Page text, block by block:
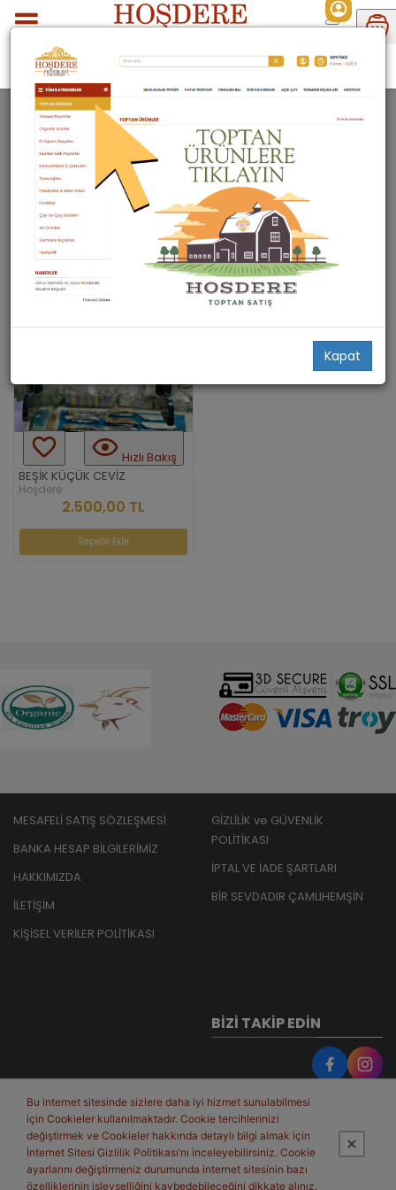
Kapat
Hediyelik Ahşap Ürünler
BEŞIKLER
Filtrele
Hızlı Bakış
BEŞİK KÜÇÜK CEVİZ
Hoşdere
2.500,00 TL
Sepete Ekle
MESAFELİ SATIŞ SÖZLEŞMESİ
BANKA HESAP BİLGİLERİMİZ
HAKKIMIZDA
İLETİŞİM
KİŞİSEL VERİLER POLİTİKASI
GİZLİLİK ve GÜVENLİK
POLİTİKASI
İPTAL VE İADE ŞARTLARI
BİR SEVDADIR ÇAMLIHEMŞİN
BIZI TAKIP EDIN
Bu internet sitesinde sizlere daha iyi hizmet sunulabilmesi
için Cookieler kullanılmaktadır. Cookie tercihlerinizi
değiştirmek ve Cookieler hakkında detaylı bilgi almak için
İnternet Sitesi Gizlilik Politikası’nı inceleyebilirsiniz. Cookie
ayarlarını değiştirmeniz durumunda internet sitesinin bazı
özelliklerinin işlevselliğini kaybedebileceğini dikkate alınız.